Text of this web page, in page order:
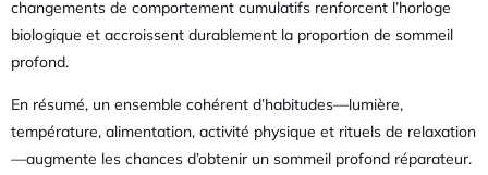
changements de comportement cumulatifs renforcent l’horloge
biologique et accroissent durablement la proportion de sommeil
profond.
En résumé, un ensemble cohérent d’habitudes—lumière,
température, alimentation, activité physique et rituels de relaxation
—augmente les chances d’obtenir un sommeil profond réparateur.